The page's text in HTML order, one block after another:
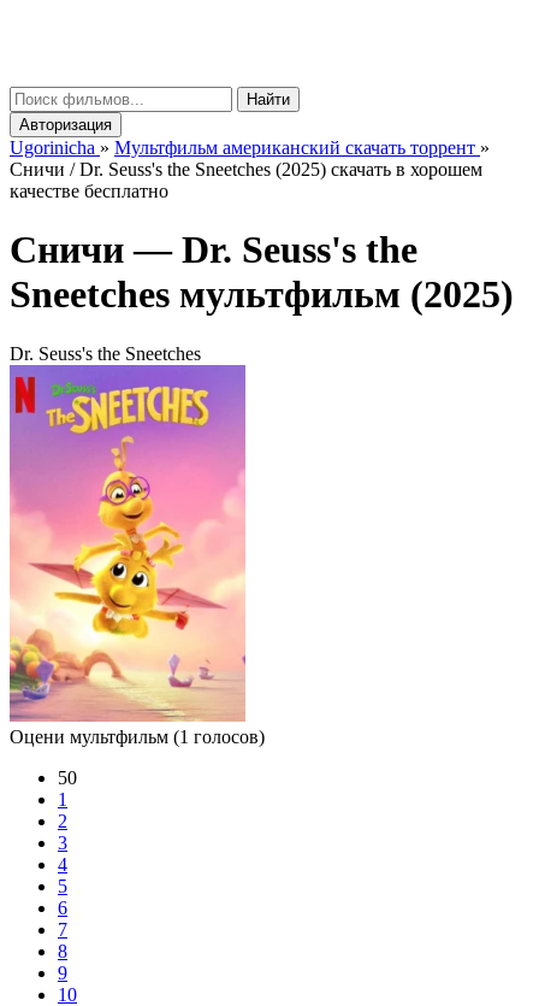
Найти
Авторизация
Ugorinicha » Мультфильм американский скачать торрент »
Сничи / Dr. Seuss's the Sneetches (2025) скачать в хорошем
качестве бесплатно
Сничи —Dr. Seuss's the
Sneetches мультфильм (2025)
Dr. Seuss's the Sneetches
Оцени мультфильм (1 голосов)
50
1
2
3
4
5
6
7
8
9
10